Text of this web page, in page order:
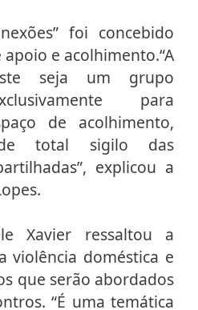
foi concebido
e acolhimento.“A
seja um grupo
para
de acolhimento,
total sigilo das
explicou a
Xavier ressaltou a
violência doméstica e
que serão abordados
“É uma temática